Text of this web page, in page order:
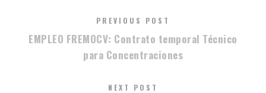
PREVIOUS POST
EMPLEO FREMOCV: Contrato temporal Técnico
para Concentraciones
NEXT POST